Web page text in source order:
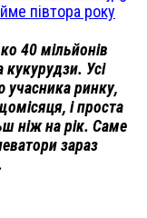
півтора року
40 мільйонів
Усі
учасника ринку,
і проста
ніж на рік. Саме
зараз